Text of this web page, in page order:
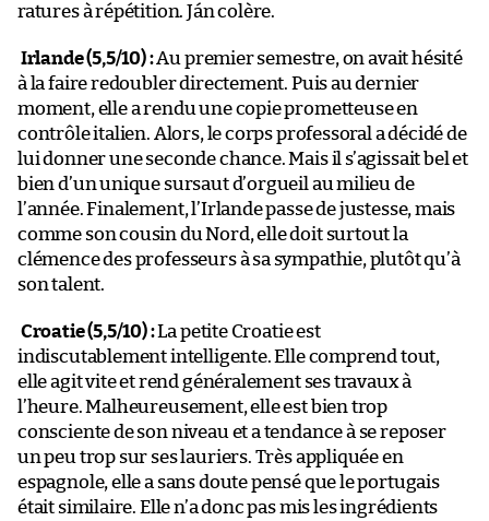
ratures à répétition. Ján colère.
Irlande (5,5/10) :Au premier semestre, on avait hésité
à la faire redoubler directement. Puis au dernier
moment, elle a rendu une copie prometteuse en
contrôle italien. Alors, le corps professoral a décidé de
lui donner une seconde chance. Mais il s’agissait bel et
bien d’un unique sursaut d’orgueil au milieu de
l’année. Finalement, l’Irlande passe de justesse, mais
comme son cousin du Nord, elle doit surtout la
clémence des professeurs à sa sympathie, plutôt qu’à
son talent.
Croatie (5,5/10) :La petite Croatie est
indiscutablement intelligente. Elle comprend tout,
elle agit vite et rend généralement ses travaux à
l’heure. Malheureusement, elle est bien trop
consciente de son niveau et a tendance à se reposer
un peu trop sur ses lauriers. Très appliquée en
espagnole, elle a sans doute pensé que le portugais
était similaire. Elle n’a donc pas mis les ingrédients